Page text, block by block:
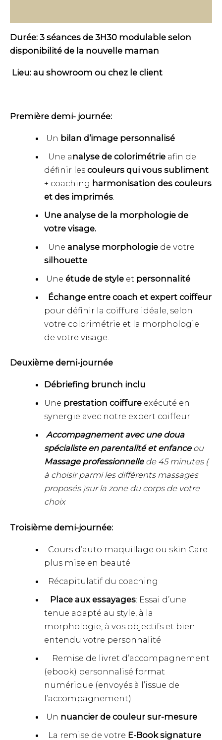
Durée: 3 séances de 3H30 modulable selon
disponibilité de la nouvelle maman
Lieu: au showroom ou chez le client
Première demi- journée:
Un bilan d’image personnalisé
Une analyse de colorimétrie afin de
définir lescouleurs qui vous subliment
+ coaching harmonisation des couleurs
et des imprimés
Une analyse de la morphologie de
votre visage.
Uneanalyse morphologie de votre
silhouette
Uneétude de style et personnalité
Échange entre coach et expert coiffeur
pour définir la coiffure idéale, selon
votre colorimétrie et la morphologie
de votre visage.
Deuxième demi-journée
Débriefing brunch inclu
Une prestation coiffure exécuté en
synergie avec notre expert coiffeur
Accompagnement avec une doua
spécialiste en parentalité et enfance ou
Massage professionnellede 45 minutes (
à choisir parmi les différents massages
proposés )sur la zone du corps de votre
choix
Troisième demi-journée:
Cours d’auto maquillage ou skin Care
plus mise en beauté
Récapitulatif du coaching
Place aux essayages: Essai d’une
tenue adapté au style, à la
morphologie, à vos objectifs et bien
entendu votre personnalité
Remise de livret d’accompagnement
(ebook) personnalisé format
numérique (envoyés à l’issue de
l’accompagnement)
Un nuancier de couleur sur-mesure
La remise de votre E-Book signature